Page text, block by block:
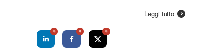
Leggi tutto
0 0 0